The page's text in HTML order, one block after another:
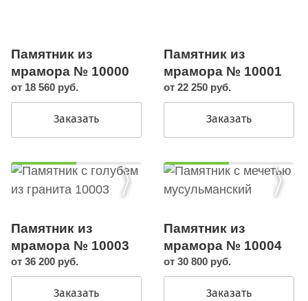
Памятник из
мрамора № 10000
от 18 560 руб.
Заказать
Памятник из
мрамора № 10001
от 22 250 руб.
Заказать
Памятник из
мрамора № 10003
от 36 200 руб.
Заказать
Памятник из
мрамора № 10004
от 30 800 руб.
Заказать